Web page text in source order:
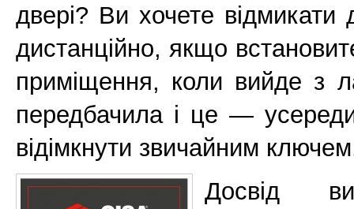
двері? Ви хочете
дистанційно, якщо
приміщення, коли вийде з
передбачила і це —
відімкнути звичайним
Досвід